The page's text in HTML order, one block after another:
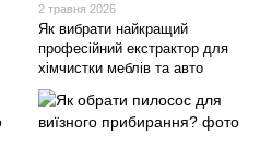
2 травня 2026
Як вибрати найкращий
професійний екстрактор для
хімчистки меблів та авто